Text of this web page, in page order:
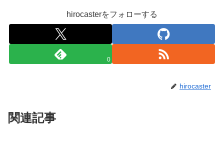
hirocasterをフォローする
0
hirocaster
関連記事